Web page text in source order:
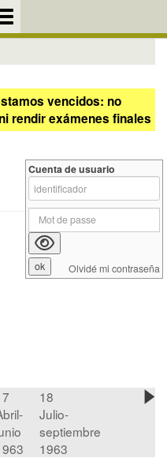
vencidos: no
rendir exámenes finales
18
Julio-
septiembre
1963
Cuenta de usuario
Olvidé mi contraseña